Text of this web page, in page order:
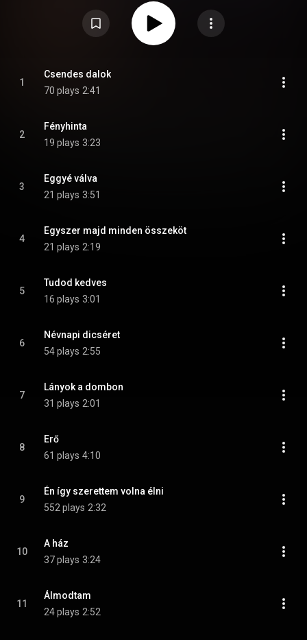
1
Csendes dalok
70 plays 2:41
2
Fényhinta
19 plays 3:23
3
Eggyé válva
21 plays 3:51
4
Egyszer majd minden összeköt
21 plays 2:19
5
Tudod kedves
16 plays 3:01
6
Névnapi dicséret
54 plays 2:55
7
Lányok a dombon
31 plays 2:01
8
Erő
61 plays 4:10
9
Én így szerettem volna élni
552 plays 2:32
10
A ház
37 plays 3:24
11
Álmodtam
24 plays 2:52